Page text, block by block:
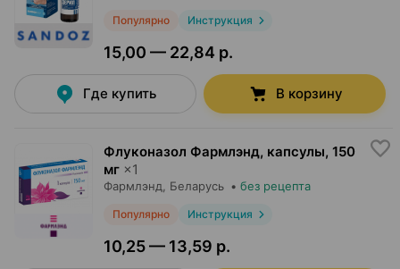
Популярно Инструкция
15,00 — 22,84 р.
Где купить В корзину
Флуконазол Фармлэнд, капсулы, 150
мг ×1
Фармлэнд , Беларусь • без рецепта
Популярно Инструкция
10,25 — 13,59 р.